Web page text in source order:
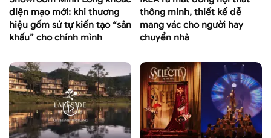
diện mạo mới: khi thương
hiệu gốm sứ tự kiến tạo “sân
khấu” cho chính mình
thông minh, thiết kế dễ
mang vác cho người hay
chuyển nhà